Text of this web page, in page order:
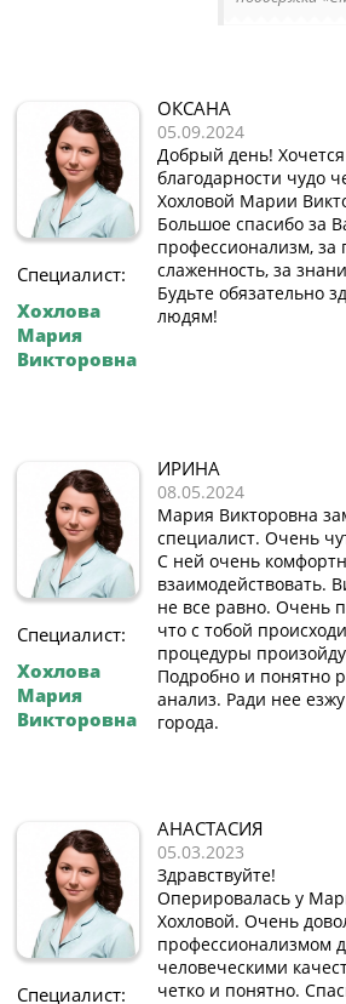
Специалист:
Хохлова
Мария
Викторовна
ОКСАНА
05.09.2024
Добрый день!
благодарности чудо
Хохловой Марии
Большое спасибо за
профессионализм, за
слаженность, за
Будьте обязательно
людям!
Специалист:
Хохлова
Мария
Викторовна
ИРИНА
08.05.2024
Мария Викторовна
специалист. Очень
С ней очень
взаимодействовать.
не все равно. Очень
что с тобой
процедуры
Подробно и понятно
анализ. Ради нее
города.
Специалист:
АНАСТАСИЯ
05.03.2023
Здравствуйте!
Оперировалась у
Хохловой. Очень
профессионализмом
человеческими
четко и понятно.